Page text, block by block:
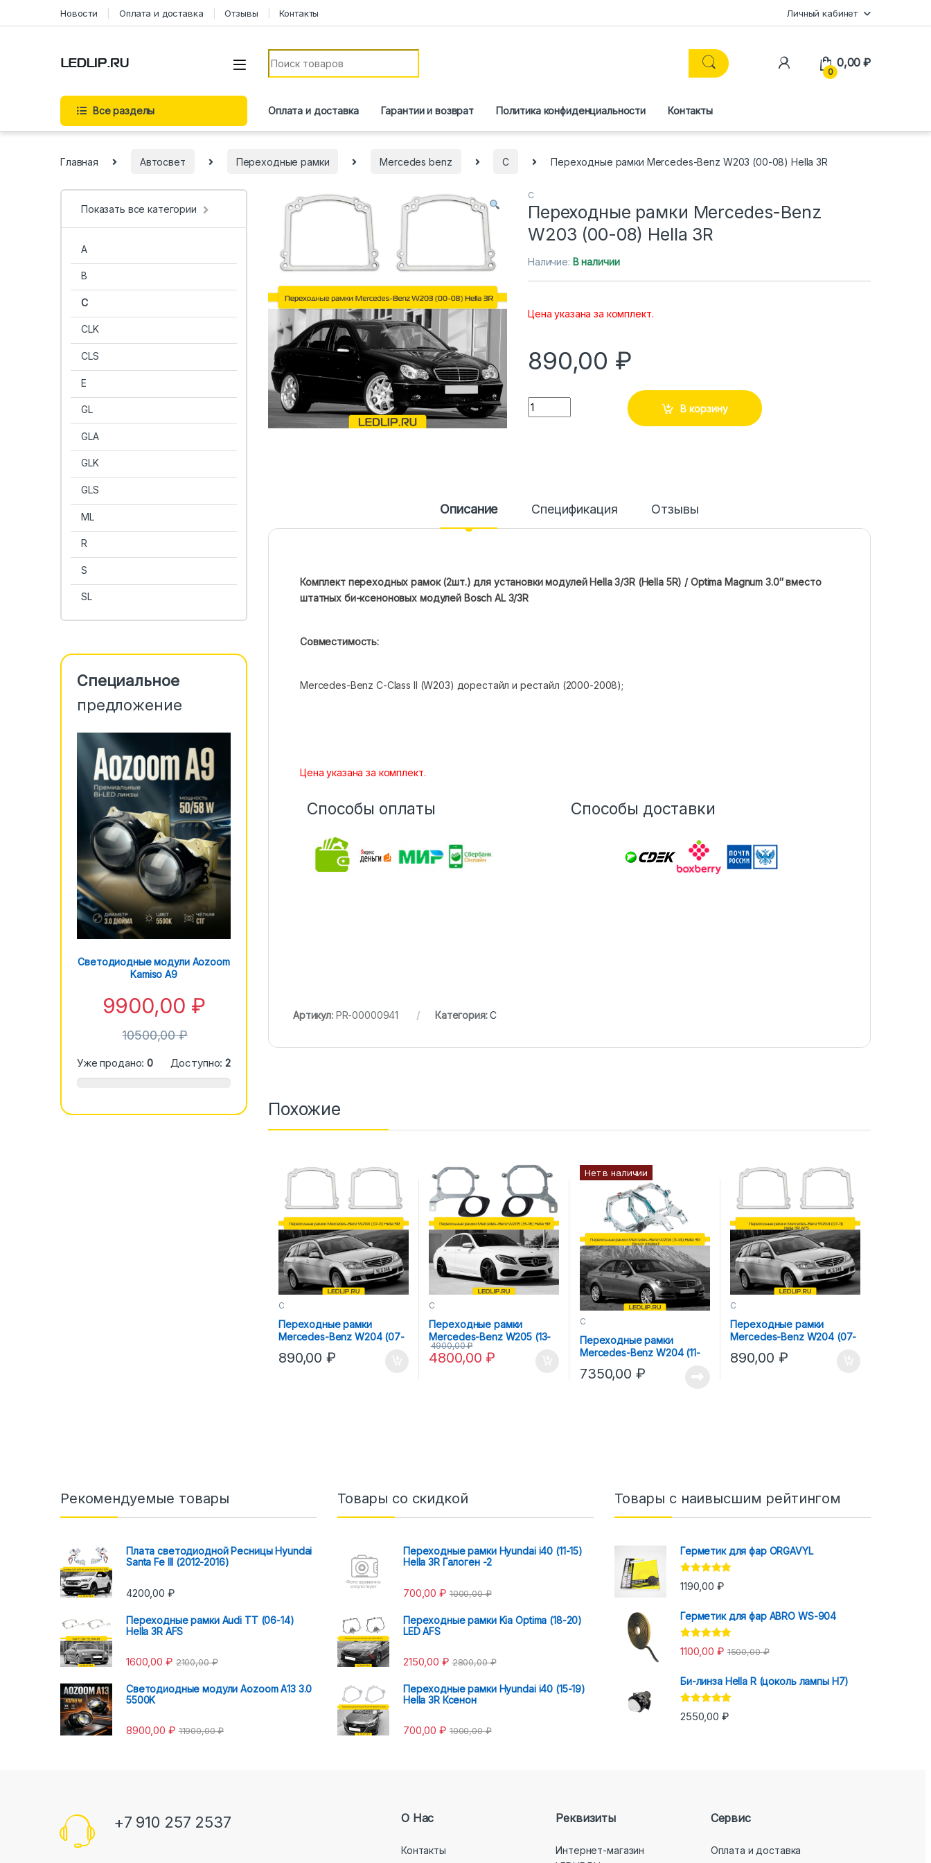
Новости Оплата и доставка Отзывы Контакты Личный кабинет
0
0,00₽
Все разделы Оплата и доставка Гарантии и возврат Политика конфиденциальности Контакты
Главная Автосвет Переходные рамки Mercedes benz C Переходные рамки Mercedes-Benz W203 (00-08) Hella 3R
C
Переходные рамки Mercedes-Benz
W203 (00-08) Hella 3R
Наличие: В наличии
Цена указана за комплект.
890,00 ₽
Количество
В корзину
Описание Спецификация Отзывы
Комплект переходных рамок (2шт.) для установки модулей Hella 3/3R (Hella 5R) / Optima Magnum 3.0″ вместо
штатных би-ксеноновых модулей Bosch AL 3/3R
Совместимость:
Mercedes-Benz С-Class II (W203) дорестайл и рестайл (2000-2008);
Цена указана за комплект.
Способы оплаты Способы доставки
Артикул: PR-00000941 Категория:C
Похожие
C
Переходные рамки
Mercedes-Benz W204 (07-
11) Hella 3R
890,00₽
C
Переходные рамки
Mercedes-Benz W205 (13-
18) Hella 3R
4800,00₽
4900,00₽
Нет в наличии
C
Переходные рамки
Mercedes-Benz W204 (11-
14) Hella 3R Bosch Intellect
7350,00 ₽
C
Переходные рамки
Mercedes-Benz W204 (07-
11) Hella 3R AFS
890,00 ₽
Показать все категории
A
B
C
CLK
CLS
E
GL
GLA
GLK
GLS
ML
R
S
SL
Специальное
предложение
Светодиодные модули Aozoom
Kamiso A9
9900,00 ₽
10500,00₽
Уже продано:0 Доступно:2
Рекомендуемые товары
Плата светодиодной Ресницы Hyundai
Santa Fe III (2012-2016)
4200,00 ₽
Переходные рамки Audi TT (06-14)
Hella 3R AFS
1600,00 ₽ 2100,00₽
Светодиодные модули Aozoom A13 3.0
5500K
8900,00 ₽ 11900,00₽
Товары со скидкой
Переходные рамки Hyundai i40 (11-15)
Hella 3R Галоген -2
700,00₽ 1000,00₽
Переходные рамки Kia Optima (18-20)
LED AFS
2150,00 ₽ 2800,00₽
Переходные рамки Hyundai i40 (15-19)
Hella 3R Ксенон
700,00₽ 1000,00₽
Товары с наивысшим рейтингом
Герметик для фар ORGAVYL
Оценка 5.00
из 5
1190,00 ₽
Герметик для фар ABRO WS-904
Оценка 5.00
из 5
1100,00 ₽ 1500,00₽
Би-линза Hella R (цоколь лампы H7)
Оценка5.00
из 5
2550,00 ₽
+7 910 257 2537 О Нас
Контакты
Реквизиты
Интернет-магазин
Сервис
Оплата и доставка